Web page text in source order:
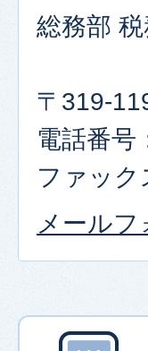
総務部
〒319-
電話番号
ファック
メール